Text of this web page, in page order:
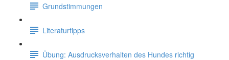
Grundstimmungen
Literaturtipps
Übung: Ausdrucksverhalten des Hundes richtig